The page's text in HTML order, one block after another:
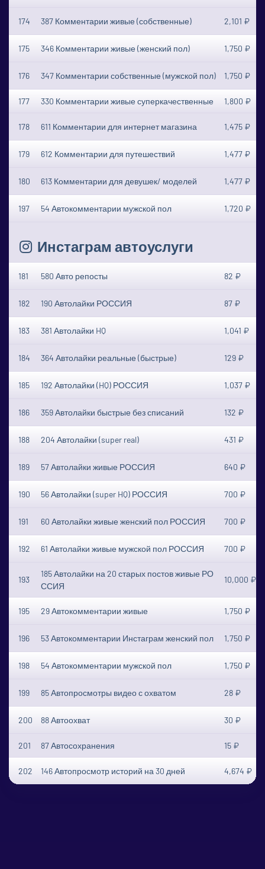
174 387 Комментарии живые (собственные) 2,101 ₽
175 346 Комментарии живые (женский пол) 1,750 ₽
176 347 Комментарии собственные (мужской пол) 1,750 ₽
177 330 Комментарии живые суперкачественные 1,800 ₽
178 611 Комментарии для интернет магазина 1,475 ₽
179 612 Комментарии для путешествий 1,477 ₽
180 613 Комментарии для девушек/ моделей 1,477 ₽
197 54 Автокомментарии мужской пол 1,720 ₽
Инстаграм автоуслуги
181 580 Авто репосты 82 ₽
182 190 Автолайки РОССИЯ 87 ₽
183 381 Автолайки HQ 1,041 ₽
184 364 Автолайки реальные (быстрые) 129 ₽
185 192 Автолайки (HQ) РОССИЯ 1,037 ₽
186 359 Автолайки быстрые без списаний 132 ₽
188 204 Автолайки (super real) 431 ₽
189 57 Автолайки живые РОССИЯ 640 ₽
190 56 Автолайки (super HQ) РОССИЯ 700 ₽
191 60 Автолайки живые женский пол РОССИЯ 700 ₽
192 61 Автолайки живые мужской пол РОССИЯ 700 ₽
193
185 Автолайки на 20 старых постов живые РО
ССИЯ
10,000 ₽
195 29 Автокомментарии живые 1,750 ₽
196 53 Автокомментарии Инстаграм женский пол 1,750 ₽
198 54 Автокомментарии мужской пол 1,750 ₽
199 85 Автопросмотры видео с охватом 28 ₽
200 88 Автоохват 30 ₽
201 87 Автосохранения 15 ₽
202 146 Автопросмотр историй на 30 дней 4,674 ₽